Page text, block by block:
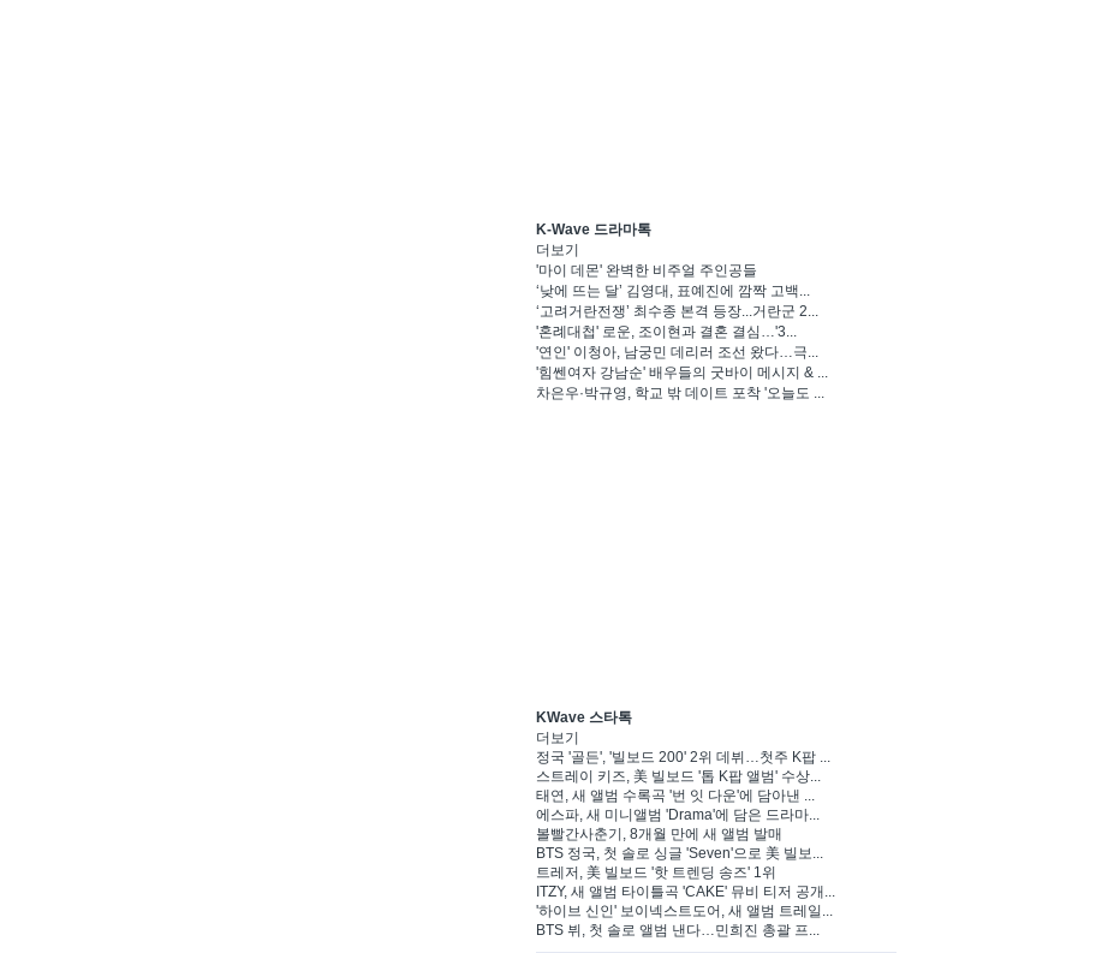
K-Wave 드라마톡
더보기
'마이 데몬' 완벽한 비주얼 주인공들
‘낮에 뜨는 달’ 김영대, 표예진에 깜짝 고백...
‘고려거란전쟁’ 최수종 본격 등장...거란군 2...
'혼례대첩' 로운, 조이현과 결혼 결심…'3...
'연인' 이청아, 남궁민 데리러 조선 왔다…극...
'힘쎈여자 강남순' 배우들의 굿바이 메시지 & ...
차은우·박규영, 학교 밖 데이트 포착 '오늘도 ...
KWave 스타톡
더보기
정국 '골든', '빌보드 200' 2위 데뷔…첫주 K팝 ...
스트레이 키즈, 美 빌보드 '톱 K팝 앨범' 수상...
태연, 새 앨범 수록곡 '번 잇 다운'에 담아낸 ...
에스파, 새 미니앨범 'Drama'에 담은 드라마...
볼빨간사춘기, 8개월 만에 새 앨범 발매
BTS 정국, 첫 솔로 싱글 'Seven'으로 美 빌보...
트레저, 美 빌보드 '핫 트렌딩 송즈' 1위
ITZY, 새 앨범 타이틀곡 'CAKE' 뮤비 티저 공개...
'하이브 신인' 보이넥스트도어, 새 앨범 트레일...
BTS 뷔, 첫 솔로 앨범 낸다…민희진 총괄 프...